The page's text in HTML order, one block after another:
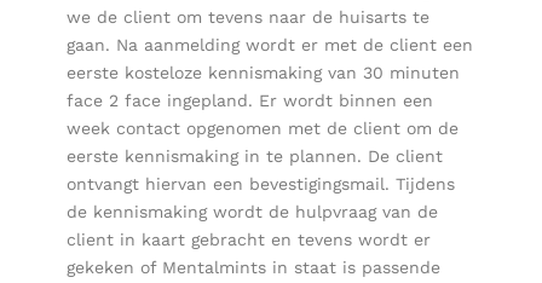
we de client om tevens naar de huisarts te
gaan. Na aanmelding wordt er met de client een
eerste kosteloze kennismaking van 30 minuten
face 2 face ingepland. Er wordt binnen een
week contact opgenomen met de client om de
eerste kennismaking in te plannen. De client
ontvangt hiervan een bevestigingsmail. Tijdens
de kennismaking wordt de hulpvraag van de
client in kaart gebracht en tevens wordt er
gekeken of Mentalmints in staat is passende